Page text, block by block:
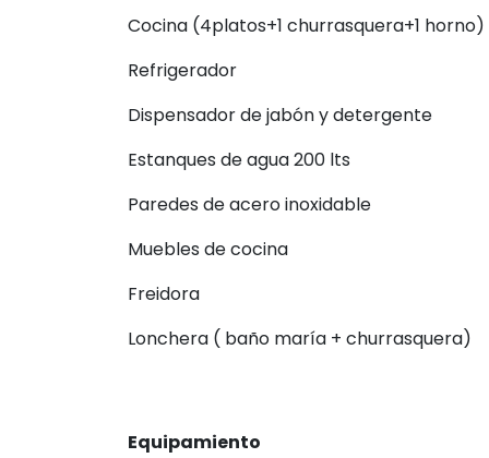
Cocina (4platos+1 churrasquera+1 horno)
Refrigerador
Dispensador de jabón y detergente
Estanques de agua 200 lts
Paredes de acero inoxidable
Muebles de cocina
Freidora
Lonchera ( baño maría + churrasquera)
Equipamiento